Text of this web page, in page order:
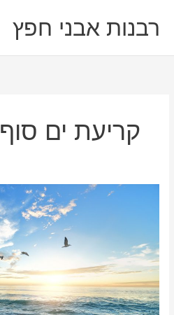
לתוכןרבנות אבני חפץ
קריעת ים סוף